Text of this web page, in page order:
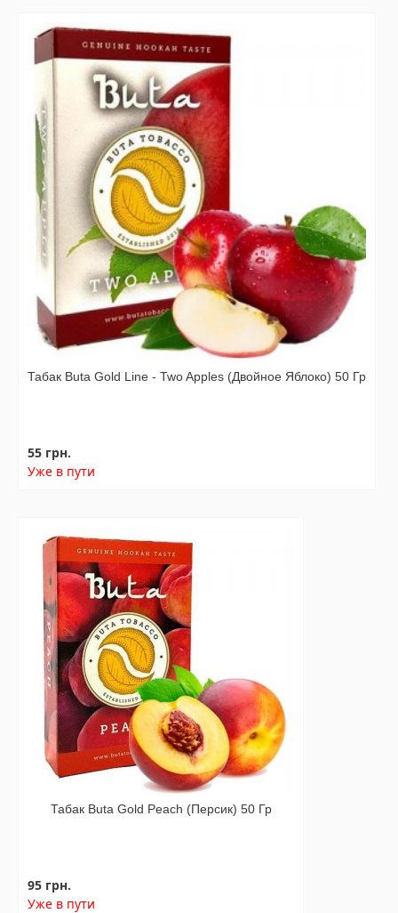
Табак Buta Gold Line - Two Apples (Двойное Яблоко) 50 Гр
55 грн.
Уже в пути
Табак Buta Gold Peach (Персик) 50 Гр
95 грн.
Уже в пути